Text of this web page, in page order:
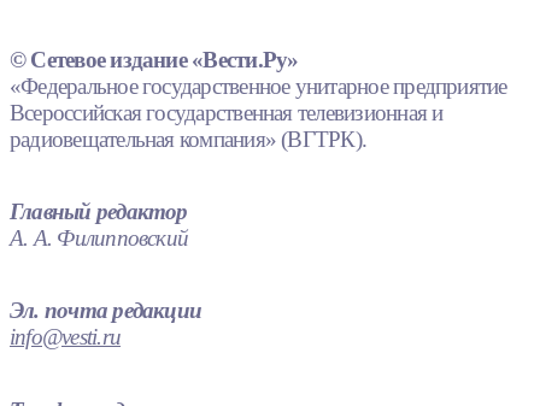
© Сетевое издание «Вести.Ру»
«Федеральное государственное унитарное предприятие
Всероссийская государственная телевизионная и
радиовещательная компания» (ВГТРК).
Главный редактор
А. А. Филипповский
Эл. почта редакции
info@vesti.ru